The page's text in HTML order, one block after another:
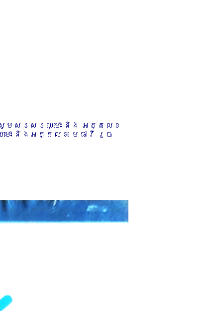
មសរសេរឈ្មោះ និង អត្តលេខ
និងអត្តលេខ មេធាវី រួច